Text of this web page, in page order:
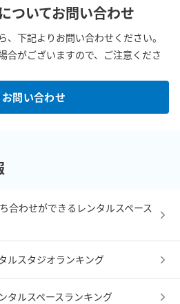
ついてお問い合わせ
、下記よりお問い合わせください。
合がございますので、ご注意くださ
お問い合わせ
合わせができるレンタルスペース
ルスタジオランキング
タルスペースランキング